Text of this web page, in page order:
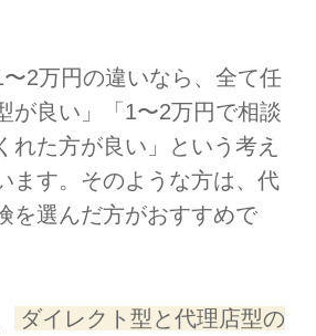
2万円の違いなら、全て任
が良い」「1〜2万円で相談
れた方が良い」という考え
ます。そのような方は、代
を選んだ方がおすすめで
ダイレクト型と代理店型の